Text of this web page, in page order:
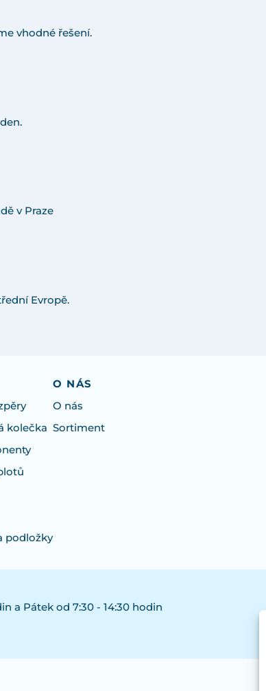
vhodné řešení.
v Praze
Evropě.
kolečka
podložky
O NÁS
O nás
Sortiment
a Pátek od 7:30 - 14:30 hodin